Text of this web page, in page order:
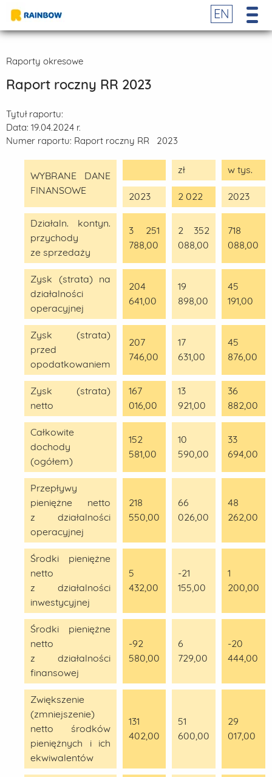
EN
Raporty okresowe
Raport roczny RR 2023
Tytuł raportu:
Data: 19.04.2024 r.
Numer raportu: Raport roczny RR 2023
WYBRANE DANE
FINANSOWE
zł w tys.
2023 2 022 2023
Działaln. kontyn.
przychody
ze sprzedaży
3 251
788,00
2 352
088,00
718
088,00
Zysk (strata) na
działalności
operacyjnej
204
641,00
19
898,00
45
191,00
Zysk (strata)
przed
opodatkowaniem
207
746,00
17
631,00
45
876,00
Zysk (strata)
netto
167
016,00
13
921,00
36
882,00
Całkowite
dochody
(ogółem)
152
581,00
10
590,00
33
694,00
Przepływy
pieniężne netto
z działalności
operacyjnej
218
550,00
66
026,00
48
262,00
Środki pieniężne
netto
z działalności
inwestycyjnej
5
432,00
-21
155,00
1
200,00
Środki pieniężne
netto
z działalności
finansowej
-92
580,00
6
729,00
-20
444,00
Zwiększenie
(zmniejszenie)
netto środków
pieniężnych i ich
ekwiwalentów
131
402,00
51
600,00
29
017,00